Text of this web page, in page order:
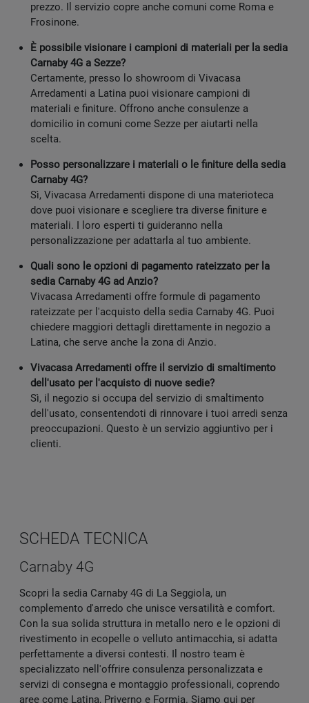
prezzo. Il servizio copre anche comuni come Roma e
Frosinone.
È possibile visionare i campioni di materiali per la sedia
Carnaby 4G a Sezze?
Certamente, presso lo showroom di Vivacasa
Arredamenti a Latina puoi visionare campioni di
materiali e finiture. Offrono anche consulenze a
domicilio in comuni come Sezze per aiutarti nella
scelta.
Posso personalizzare i materiali o le finiture della sedia
Carnaby 4G?
Sì, Vivacasa Arredamenti dispone di una materioteca
dove puoi visionare e scegliere tra diverse finiture e
materiali. I loro esperti ti guideranno nella
personalizzazione per adattarla al tuo ambiente.
Quali sono le opzioni di pagamento rateizzato per la
sedia Carnaby 4G ad Anzio?
Vivacasa Arredamenti offre formule di pagamento
rateizzate per l'acquisto della sedia Carnaby 4G. Puoi
chiedere maggiori dettagli direttamente in negozio a
Latina, che serve anche la zona di Anzio.
Vivacasa Arredamenti offre il servizio di smaltimento
dell'usato per l'acquisto di nuove sedie?
Sì, il negozio si occupa del servizio di smaltimento
dell'usato, consentendoti di rinnovare i tuoi arredi senza
preoccupazioni. Questo è un servizio aggiuntivo per i
clienti.
SCHEDA TECNICA
Carnaby 4G
Scopri la sedia Carnaby 4G di La Seggiola, un
complemento d'arredo che unisce versatilità e comfort.
Con la sua solida struttura in metallo nero e le opzioni di
rivestimento in ecopelle o velluto antimacchia, si adatta
perfettamente a diversi contesti. Il nostro team è
specializzato nell'offrire consulenza personalizzata e
servizi di consegna e montaggio professionali, coprendo
aree come Latina, Priverno e Formia. Siamo qui per